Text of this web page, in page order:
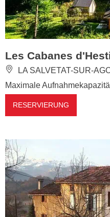
Les Cabanes
LA SALVETAT-SUR-
Maximale
RESERVIERUNG